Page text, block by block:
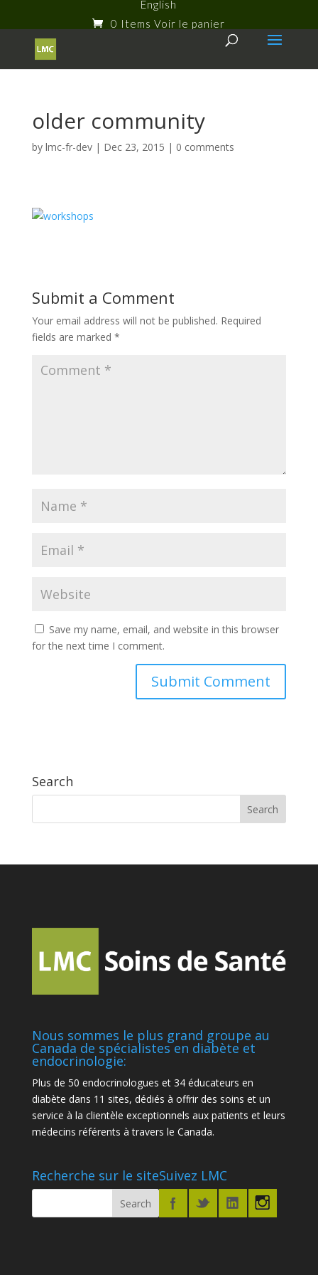
English
0 Items
older community
by lmc-fr-dev| Dec 23, 2015 | 0 comments
Submit a Comment
Your email address will not be published. Required
fields are marked *
Save my name, email, and website in this browser
for the next time I comment.
Search
Nous sommes le plus grand groupe au
Canada de spécialistes en diabète et
endocrinologie:
Plus de 50 endocrinologues et 34 éducateurs en
diabète dans 11 sites, dédiés à offrir des soins et un
service à la clientèle exceptionnels aux patients et leurs
médecins référents à travers le Canada.
Recherche sur le siteSuivez LMC